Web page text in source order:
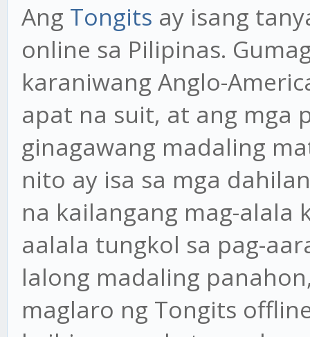
Ang Tongits ay isang
online sa Pilipinas.
karaniwang Anglo-
apat na suit, at ang mga
ginagawang madaling
nito ay isa sa mga
na kailangang mag-alala
aalala tungkol sa pag-
lalong madaling
maglaro ng Tongits